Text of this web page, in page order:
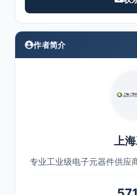
作者简介
上
专业工业级电子元器件供应